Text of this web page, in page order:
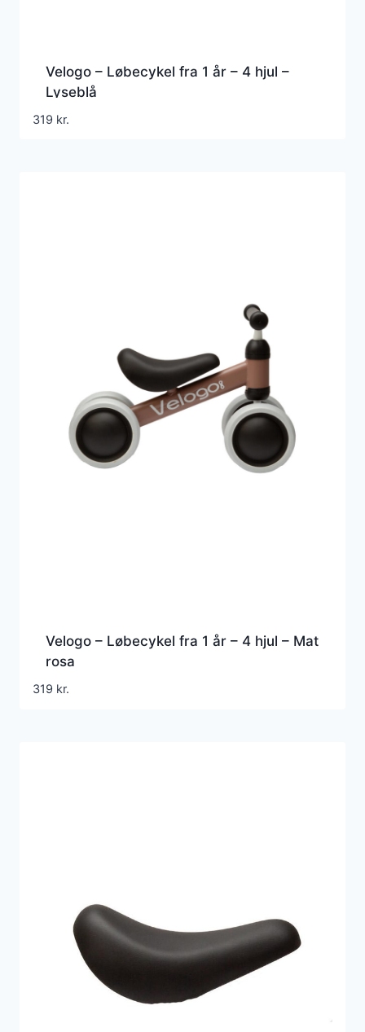
Velogo – Løbecykel fra 1 år – 4 hjul –
Lyseblå
319 kr.
Velogo – Løbecykel fra 1 år – 4 hjul – Mat
rosa
319 kr.